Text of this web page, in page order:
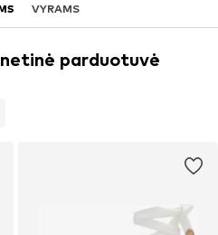
VYRAMS
parduotuvė